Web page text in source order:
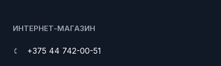
ИНТЕРНЕТ-МАГАЗИН
+375 44 742-00-51